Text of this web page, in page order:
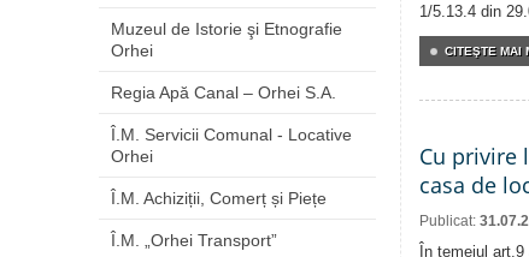
Muzeul de Istorie şi Etnografie
Orhei
Regia Apă Canal – Orhei S.A.
Î.M. Servicii Comunal - Locative
Orhei
Î.M. Achiziții, Comerț și Piețe
Î.M. „Orhei Transport”
1/5.13.4 din
CITEŞTE MAI
Cu privire
casa de
Publicat:
În temeiul